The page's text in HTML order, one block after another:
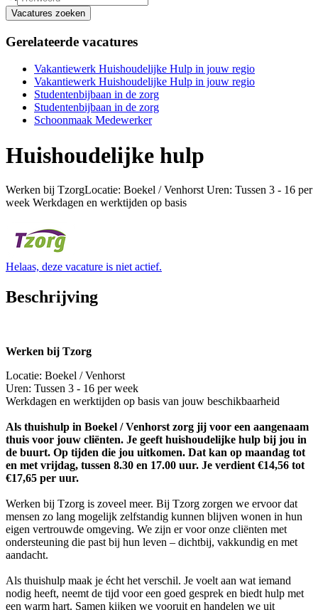
Vacatures zoeken
Gerelateerde vacatures
Vakantiewerk Huishoudelijke Hulp in jouw regio
Vakantiewerk Huishoudelijke Hulp in jouw regio
Studentenbijbaan in de zorg
Studentenbijbaan in de zorg
Schoonmaak Medewerker
Huishoudelijke hulp
Werken bij TzorgLocatie: Boekel / Venhorst Uren: Tussen 3 - 16 per
week Werkdagen en werktijden op basis
Helaas, deze vacature is niet actief.
Beschrijving
Werken bij Tzorg
Locatie: Boekel / Venhorst
Uren: Tussen 3 - 16 per week
Werkdagen en werktijden op basis van jouw beschikbaarheid
Als thuishulp in Boekel / Venhorst zorg jij voor een aangenaam
thuis voor jouw cliënten. Je geeft huishoudelijke hulp bij jou in
de buurt. Op tijden die jou uitkomen. Dat kan op maandag tot
en met vrijdag, tussen 8.30 en 17.00 uur. Je verdient €14,56 tot
€17,65 per uur.
Werken bij Tzorg is zoveel meer. Bij Tzorg zorgen we ervoor dat
mensen zo lang mogelijk zelfstandig kunnen blijven wonen in hun
eigen vertrouwde omgeving. We zijn er voor onze cliënten met
ondersteuning die past bij hun leven – dichtbij, vakkundig en met
aandacht.
Als thuishulp maak je écht het verschil. Je voelt aan wat iemand
nodig heeft, neemt de tijd voor een goed gesprek en biedt hulp met
een warm hart. Samen kijken we vooruit en handelen we uit